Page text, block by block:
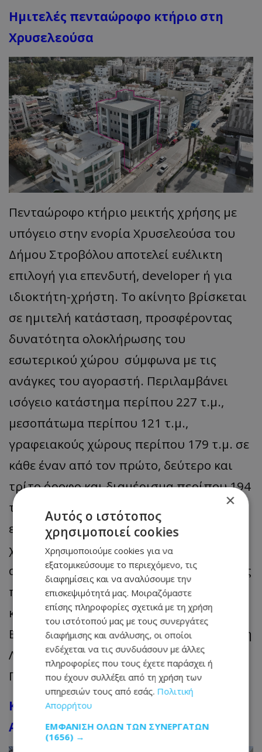
Ημιτελές πενταώροφο κτήριο στη
Χρυσελεούσα
Πενταώροφο κτήριο μεικτής χρήσης με
υπόγειο στην ενορία Χρυσελεούσα του
Δήμου Στροβόλου αποτελεί ευέλικτη
επιλογή για επενδυτή, developer ή για
ιδιοκτήτη-χρήστη. Το ακίνητο βρίσκεται
σε ημιτελή κατάσταση, προσφέροντας
δυνατότητα ολοκλήρωσης του
εσωτερικού χώρου σύμφωνα με τις
ανάγκες του αγοραστή. Περιλαμβάνει
ισόγειο κατάστημα περίπου 227 τ.μ.,
μεσοπάτωμα περίπου 121 τ.μ.,
γραφειακούς χώρους περίπου 179 τ.μ. σε
κάθε έναν από τον πρώτο, δεύτερο και
τρίτο όροφο και διαμέρισμα περίπου 194
τ.μ. στον τέταρτο όροφο. Το υπόγειο
εκτείνεται σε 435 τ.μ. και περιλαμβάνει
χώρους στάθμευσης και βοηθητικούς
αποθηκευτικούς χώρους. Διαθέτει επίσης
περίπου 98 τ.μ. καλυμμένων βεραντών
και 111 τ.μ. κοινόχρηστων χώρων.
Βρίσκεται στην οδό Βυζαντίου, κοντά στη
Λεωφόρο Γρίβα Διγενή και στη συμβολή
Προδρόμου και Βυζαντίου.
Κατάστημα με μεσοπάτωμα στον Άγιο
Αντώνιο
×
Αυτός ο ιστότοπος
χρησιμοποιεί cookies
Χρησιμοποιούμε cookies για να
εξατομικεύσουμε το περιεχόμενο, τις
διαφημίσεις και να αναλύσουμε την
επισκεψιμότητά μας. Μοιραζόμαστε
επίσης πληροφορίες σχετικά με τη χρήση
του ιστότοπού μας με τους συνεργάτες
διαφήμισης και ανάλυσης, οι οποίοι
ενδέχεται να τις συνδυάσουν με άλλες
πληροφορίες που τους έχετε παράσχει ή
που έχουν συλλέξει από τη χρήση των
υπηρεσιών τους από εσάς. Πολιτική
Απορρήτου
ΕΜΦΆΝΙΣΗ ΌΛΩΝ ΤΩΝ ΣΥΝΕΡΓΑΤΏΝ
(1656) →